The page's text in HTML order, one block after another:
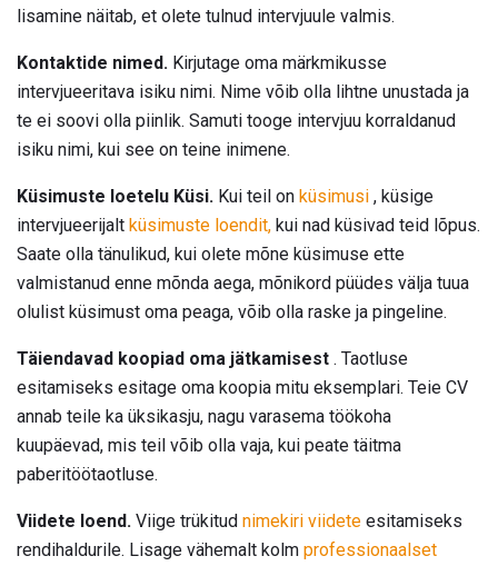
lisamine näitab, et olete tulnud intervjuule valmis.
Kontaktide nimed. Kirjutage oma märkmikusse
intervjueeritava isiku nimi. Nime võib olla lihtne unustada ja
te ei soovi olla piinlik. Samuti tooge intervjuu korraldanud
isiku nimi, kui see on teine ​​inimene.
Küsimuste loetelu Küsi. Kui teil on küsimusi , küsige
intervjueerijalt küsimuste loendit, kui nad küsivad teid lõpus.
Saate olla tänulikud, kui olete mõne küsimuse ette
valmistanud enne mõnda aega, mõnikord püüdes välja tuua
olulist küsimust oma peaga, võib olla raske ja pingeline.
Täiendavad koopiad oma jätkamisest . Taotluse
esitamiseks esitage oma koopia mitu eksemplari. Teie CV
annab teile ka üksikasju, nagu varasema töökoha
kuupäevad, mis teil võib olla vaja, kui peate täitma
paberitöötaotluse.
Viidete loend. Viige trükitud nimekiri viidete esitamiseks
rendihaldurile. Lisage vähemalt kolm professionaalset